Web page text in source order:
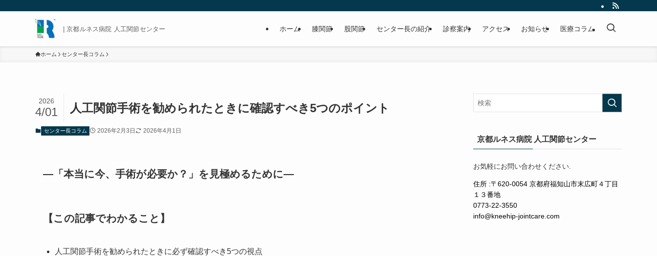
| 京都ルネス病院 人工関節センター ホーム 膝関節 股関節 センター長の紹介 診察案内 アクセス お知らせ 医療コラム
ホーム センター長コラム
人工関節手術を勧められたときに確認すべき5つのポイント
2026
4/01
センター長コラム 2026年2月3日 2026年4月1日
―「本当に今、手術が必要か？」を見極めるために―
【この記事でわかること】
人工関節手術を勧められたときに必ず確認すべき5つの視点
京都ルネス病院 人工関節センター
お気軽にお問い合わせください.
住所 :〒620-0054 京都府福知山市末広町４丁目
１３番地
0773-22-3550
info@kneehip-jointcare.com